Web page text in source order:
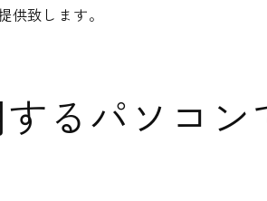
供致します。
るパソコン